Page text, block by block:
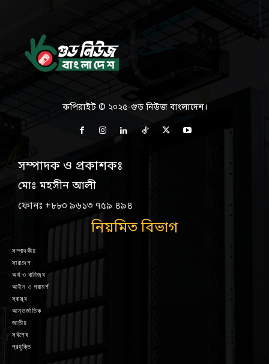
কপিরাইট © ২০২৫-গুড নিউজ বাংলাদেশ।
সম্পাদক ও প্রকাশকঃ
মোঃ মহসীন আলী
ফোনঃ +৮৮০ ৯৬১৩ ৭৫৯ ৪৯৪
নিয়মিত বিভাগ
সম্পাদকীয়
সারাদেশ
অর্থ ও বানিজ্য
আইন ও পরামর্শ
স্বাস্থ্য
আন্তর্জাতিক
জাতীয়
সর্বশেষ
প্রযুক্তি